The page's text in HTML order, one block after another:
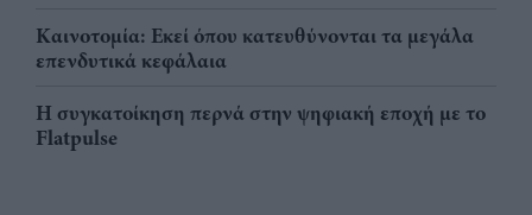
Καινοτομία: Εκεί όπου κατευθύνονται τα μεγάλα
επενδυτικά κεφάλαια
Η συγκατοίκηση περνά στην ψηφιακή εποχή με το
Flatpulse